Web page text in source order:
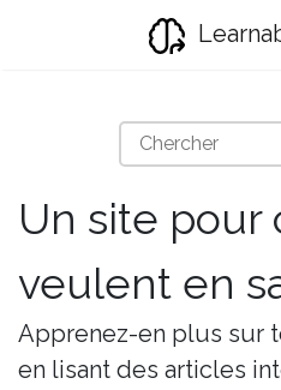
Un site pour
veulent en
Apprenez-en plus sur
en lisant des articles